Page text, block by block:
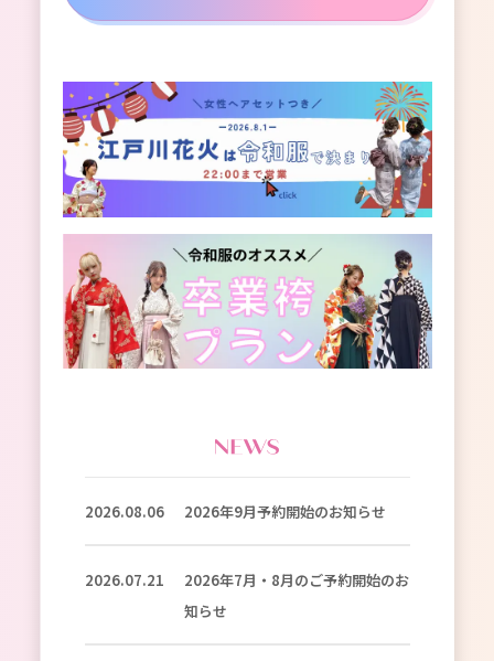
2026.08.06 2026年9月予約開始のお知らせ
2026.07.21
2026年7月・8月のご予約開始のお
知らせ